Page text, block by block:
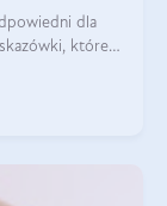
dla
które